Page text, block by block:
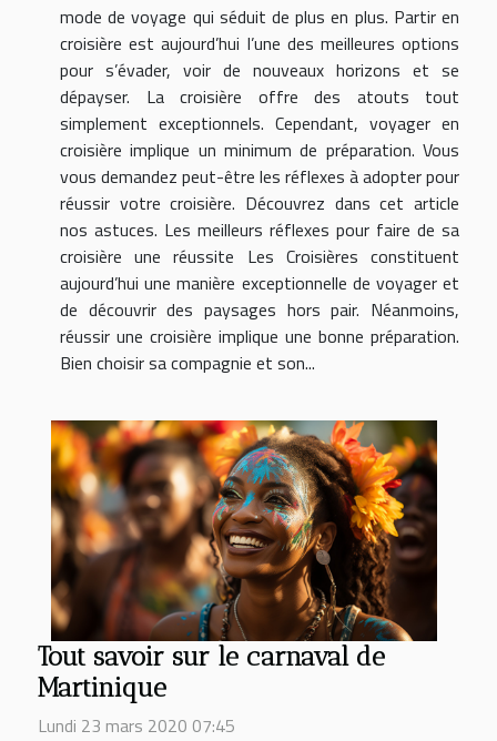
mode de voyage qui séduit de plus en plus. Partir en
croisière est aujourd’hui l’une des meilleures options
pour s’évader, voir de nouveaux horizons et se
dépayser. La croisière offre des atouts tout
simplement exceptionnels. Cependant, voyager en
croisière implique un minimum de préparation. Vous
vous demandez peut-être les réflexes à adopter pour
réussir votre croisière. Découvrez dans cet article
nos astuces. Les meilleurs réflexes pour faire de sa
croisière une réussite Les Croisières constituent
aujourd’hui une manière exceptionnelle de voyager et
de découvrir des paysages hors pair. Néanmoins,
réussir une croisière implique une bonne préparation.
Bien choisir sa compagnie et son...
Tout savoir sur le carnaval de
Martinique
Lundi 23 mars 2020 07:45